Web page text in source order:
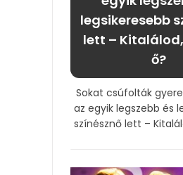
legsikeresebb
lett –
ő?
Sokat csúfolták
az egyik legszebb és
színésznő lett –